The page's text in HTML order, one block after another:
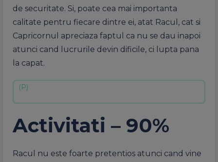
de securitate. Si, poate cea mai importanta
calitate pentru fiecare dintre ei, atat Racul, cat si
Capricornul apreciaza faptul ca nu se dau inapoi
atunci cand lucrurile devin dificile, ci lupta pana
la capat.
Activitati – 90%
Racul nu este foarte pretentios atunci cand vine